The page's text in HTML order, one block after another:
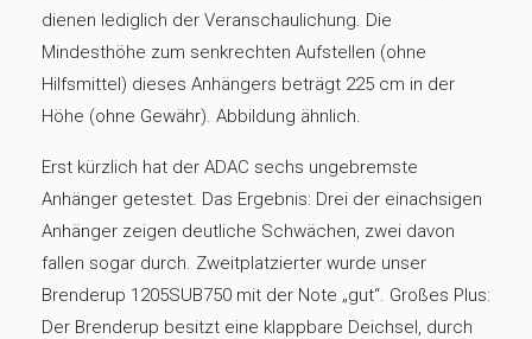
dienen lediglich der Veranschaulichung. Die
Mindesthöhe zum senkrechten Aufstellen (ohne
Hilfsmittel) dieses Anhängers beträgt 225 cm in der
Höhe (ohne Gewähr). Abbildung ähnlich.
Erst kürzlich hat der ADAC sechs ungebremste
Anhänger getestet. Das Ergebnis: Drei der einachsigen
Anhänger zeigen deutliche Schwächen, zwei davon
fallen sogar durch. Zweitplatzierter wurde unser
Brenderup 1205SUB750 mit der Note „gut“. Großes Plus:
Der Brenderup besitzt eine klappbare Deichsel, durch